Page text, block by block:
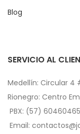
Blog
SERVICIO AL
Medellín: Circular 4
Rionegro: Centro
PBX: (57)
Email: